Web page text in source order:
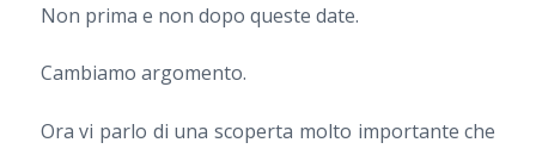
Non prima e non dopo queste date.
Cambiamo argomento.
Ora vi parlo di una scoperta molto importante che